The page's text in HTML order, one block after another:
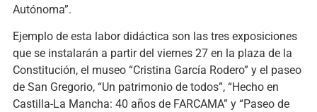
Autónoma”.
Ejemplo de esta labor didáctica son las tres exposiciones
que se instalarán a partir del viernes 27 en la plaza de la
Constitución, el museo “Cristina García Rodero” y el paseo
de San Gregorio, “Un patrimonio de todos”, “Hecho en
Castilla-La Mancha: 40 años de FARCAMA” y “Paseo de